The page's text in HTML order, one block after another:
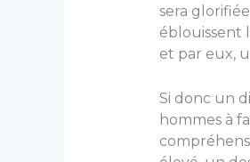
sera
éblouissent
et par eux,
Si donc un
hommes à